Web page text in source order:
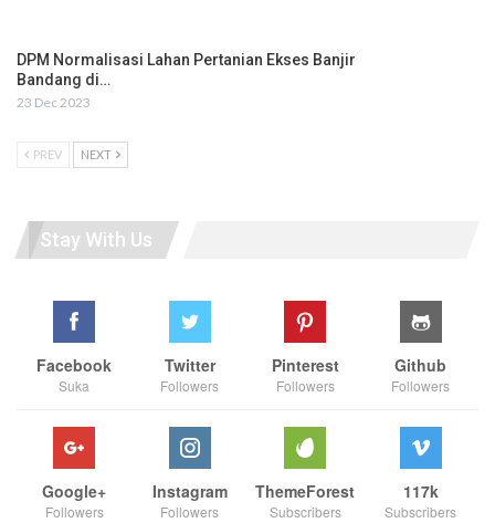
DPM Normalisasi Lahan Pertanian Ekses Banjir
Bandang di…
23 Dec 2023
PREV NEXT
Stay With Us
Facebook
Suka
Twitter
Followers
Pinterest
Followers
Github
Followers
Google+
Followers
Instagram
Followers
ThemeForest
Subscribers
117k
Subscribers